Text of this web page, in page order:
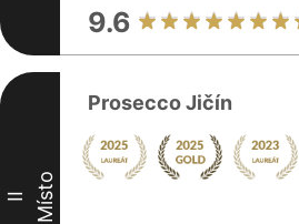
9.6
II Místo
Prosecco Jičín